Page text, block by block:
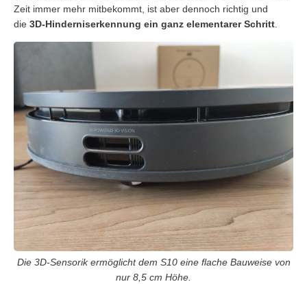
Zeit immer mehr mitbekommt, ist aber dennoch richtig und
die 3D-Hinderniserkennung ein ganz elementarer Schritt
Die 3D-Sensorik ermöglicht dem S10 eine flache Bauweise von
nur 8,5 cm Höhe.